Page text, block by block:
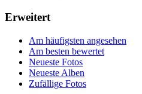
Erweitert
Am häufigsten angesehen
Am besten bewertet
Neueste Fotos
Neueste Alben
Zufällige Fotos